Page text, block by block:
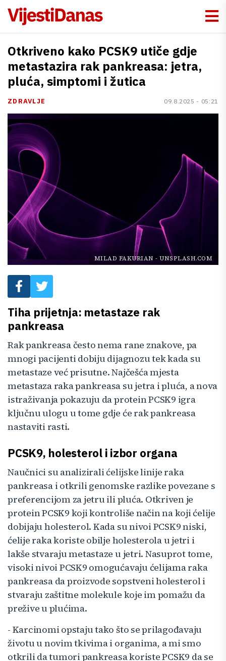
Otkriveno kako PCSK9 utiče gdje
metastazira rak pankreasa: jetra,
pluća, simptomi i žutica
ZDRAVLJE 09.8.2025 - 05:21
MILAD FAKURIAN - UNSPLASH.COM
Tiha prijetnja: metastaze rak
pankreasa
Rak pankreasa često nema rane znakove, pa
mnogi pacijenti dobiju dijagnozu tek kada su
metastaze već prisutne. Najčešća mjesta
metastaza raka pankreasa su jetra i pluća, a nova
istraživanja pokazuju da protein PCSK9 igra
ključnu ulogu u tome gdje će rak pankreasa
nastaviti rasti.
PCSK9, holesterol i izbor organa
Naučnici su analizirali ćelijske linije raka
pankreasa i otkrili genomske razlike povezane s
preferencijom za jetru ili pluća. Otkriven je
protein PCSK9 koji kontroliše način na koji ćelije
dobijaju holesterol. Kada su nivoi PCSK9 niski,
ćelije raka koriste obilje holesterola u jetri i
lakše stvaraju metastaze u jetri. Nasuprot tome,
visoki nivoi PCSK9 omogućavaju ćelijama raka
pankreasa da proizvode sopstveni holesterol i
stvaraju zaštitne molekule koje im pomažu da
prežive u plućima.
- Karcinomi opstaju tako što se prilagođavaju
životu u novim tkivima i organima, a mi smo
otkrili da tumori pankreasa koriste PCSK9 da se